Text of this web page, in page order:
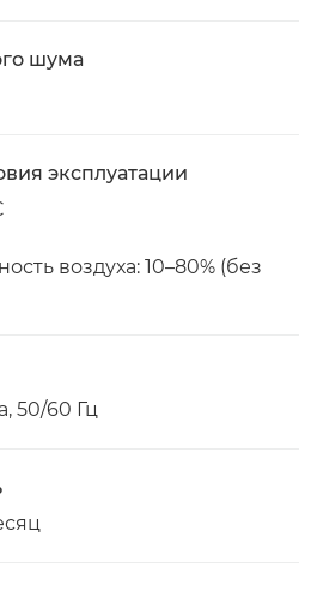
шума
эксплуатации
воздуха: 10–80% (без
50/60 Гц